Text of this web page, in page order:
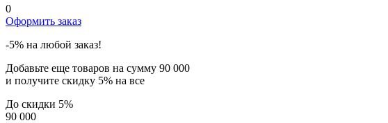
0
Оформить заказ
-5% на любой заказ!
Добавьте еще товаров на сумму 90 000
и получите скидку 5% на все
До скидки 5%
90 000